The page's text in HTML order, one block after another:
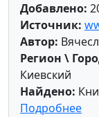
Добавлено:
Источник:
Автор:
Регион \
Киевский
Найдено:
Подробнее